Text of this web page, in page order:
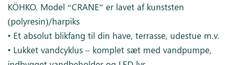
KÖHKO. Model “CRANE” er lavet af kunststen
(polyresin)/harpiks
• Et absolut blikfang til din have, terrasse, udestue m.v.
• Lukket vandcyklus – komplet sæt med vandpumpe,